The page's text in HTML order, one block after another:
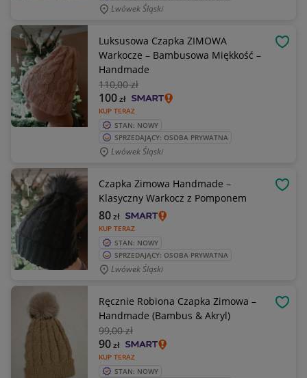
Lwówek Śląski
Luksusowa Czapka ZIMOWA
Warkocze – Bambusowa Miękkość –
Handmade
110,00 zł
KUP TERAZ
100zł
STAN: NOWY
SPRZEDAJĄCY: OSOBA PRYWATNA
Lwówek Śląski
Czapka Zimowa Handmade –
Klasyczny Warkocz z Pomponem
KUP TERAZ
80zł
STAN: NOWY
SPRZEDAJĄCY: OSOBA PRYWATNA
Lwówek Śląski
Ręcznie Robiona Czapka Zimowa –
Handmade (Bambus & Akryl)
99,00 zł
KUP TERAZ
90zł
STAN: NOWY